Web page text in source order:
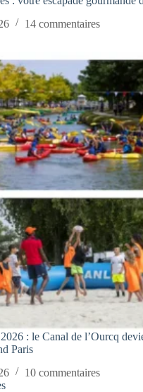
14 commentaires
: le Canal de l’Ourcq
Paris
10 commentaires